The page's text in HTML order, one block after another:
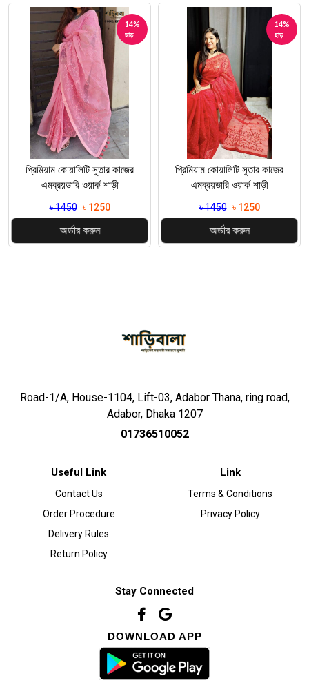
14%
ছাড়
প্রিমিয়াম কোয়ালিটি সুতার কাজের
এমব্রয়ডারি ওয়ার্ক শাড়ী
৳ 1450 ৳ 1250
অর্ডার করুন
14%
ছাড়
প্রিমিয়াম কোয়ালিটি সুতার কাজের
এমব্রয়ডারি ওয়ার্ক শাড়ী
৳ 1450 ৳ 1250
অর্ডার করুন
Road-1/A, House-1104, Lift-03, Adabor Thana, ring road,
Adabor, Dhaka 1207
01736510052
Useful Link
Contact Us
Order Procedure
Delivery Rules
Return Policy
Link
Terms & Conditions
Privacy Policy
Stay Connected
DOWNLOAD APP